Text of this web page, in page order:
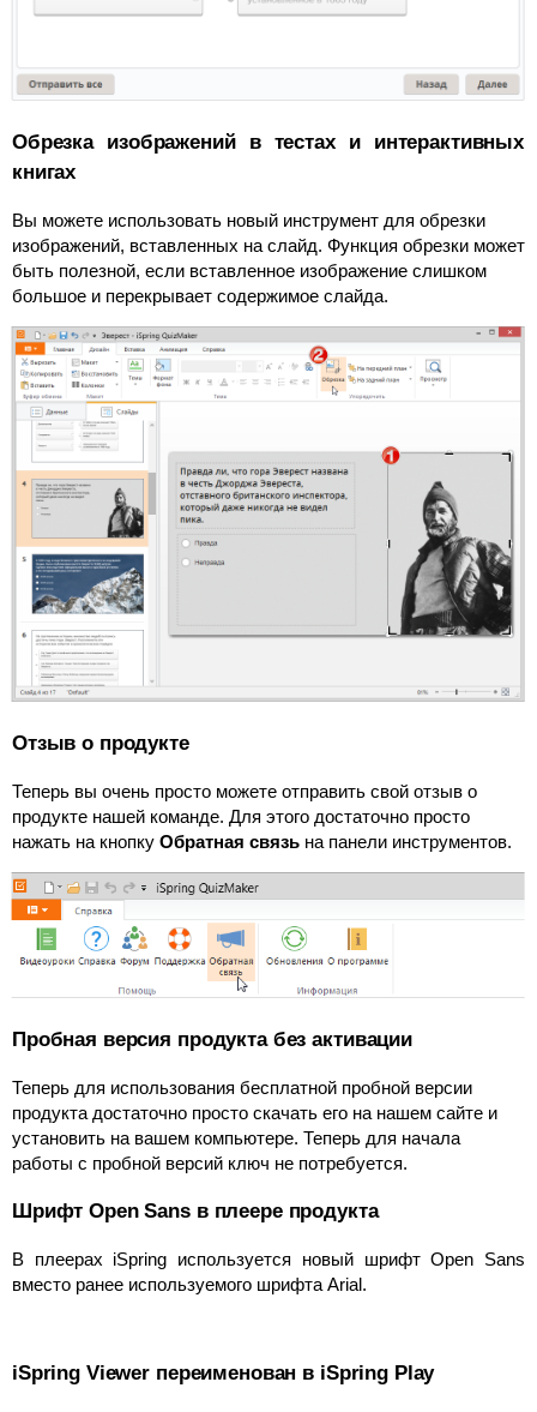
Обрезка изображений в тестах и интерактивных
книгах
Вы можете использовать новый инструмент для обрезки
изображений, вставленных на слайд. Функция обрезки может
быть полезной, если вставленное изображение слишком
большое и перекрывает содержимое слайда.
Отзыв о продукте
Теперь вы очень просто можете отправить свой отзыв о
продукте нашей команде. Для этого достаточно просто
нажать на кнопку Обратная связьна панели инструментов.
Пробная версия продукта без активации
Теперь для использования бесплатной пробной версии
продукта достаточно просто скачать его на нашем сайте и
установить на вашем компьютере. Теперь для начала
работы с пробной версий ключ не потребуется.
Шрифт Open Sans в плеере продукта
В плеерах iSpring используется новый шрифт Open Sans
вместо ранее используемого шрифта Arial.
iSpring Viewer переименован в iSpring Play